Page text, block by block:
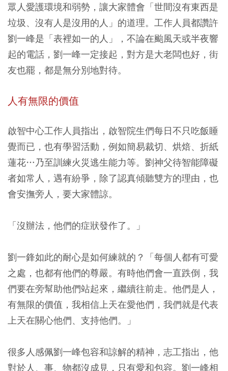
眾人愛護環境和弱勢，讓大家體會「世間沒有東西是
垃圾、沒有人是沒用的人」的道理。工作人員都讚許
劉一峰是「表裡如一的人」，不論在颱風天或半夜響
起的電話，劉一峰一定接起，對方是大老闆也好，街
友也罷，都是無分別地對待。
人有無限的價值
啟智中心工作人員指出，啟智院生們每日不只吃飯睡
覺而已，也有學習活動，例如簡易裁切、烘焙、折紙
蓮花…乃至訓練火災逃生能力等。劉神父待智能障礙
者如常人，遇有紛爭，除了認真傾聽雙方的理由，也
會安撫旁人，要大家體諒。
「沒辦法，他們的症狀發作了。」
劉一鋒如此的耐心是如何練就的？「每個人都有可愛
之處，也都有他們的尊嚴。有時他們會一直跌倒，我
們要在旁幫助他們站起來，繼續往前走。他們是人，
有無限的價值，我相信上天在愛他們，我們就是代表
上天在關心他們、支持他們。」
很多人感佩劉一峰包容和諒解的精神，志工指出，他
對於人、事、物都沒成見，只有愛和包容。劉一峰相